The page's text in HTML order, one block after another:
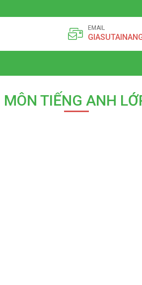
EMAIL
TIẾNG ANH